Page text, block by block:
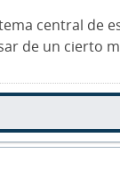
central de
de un cierto